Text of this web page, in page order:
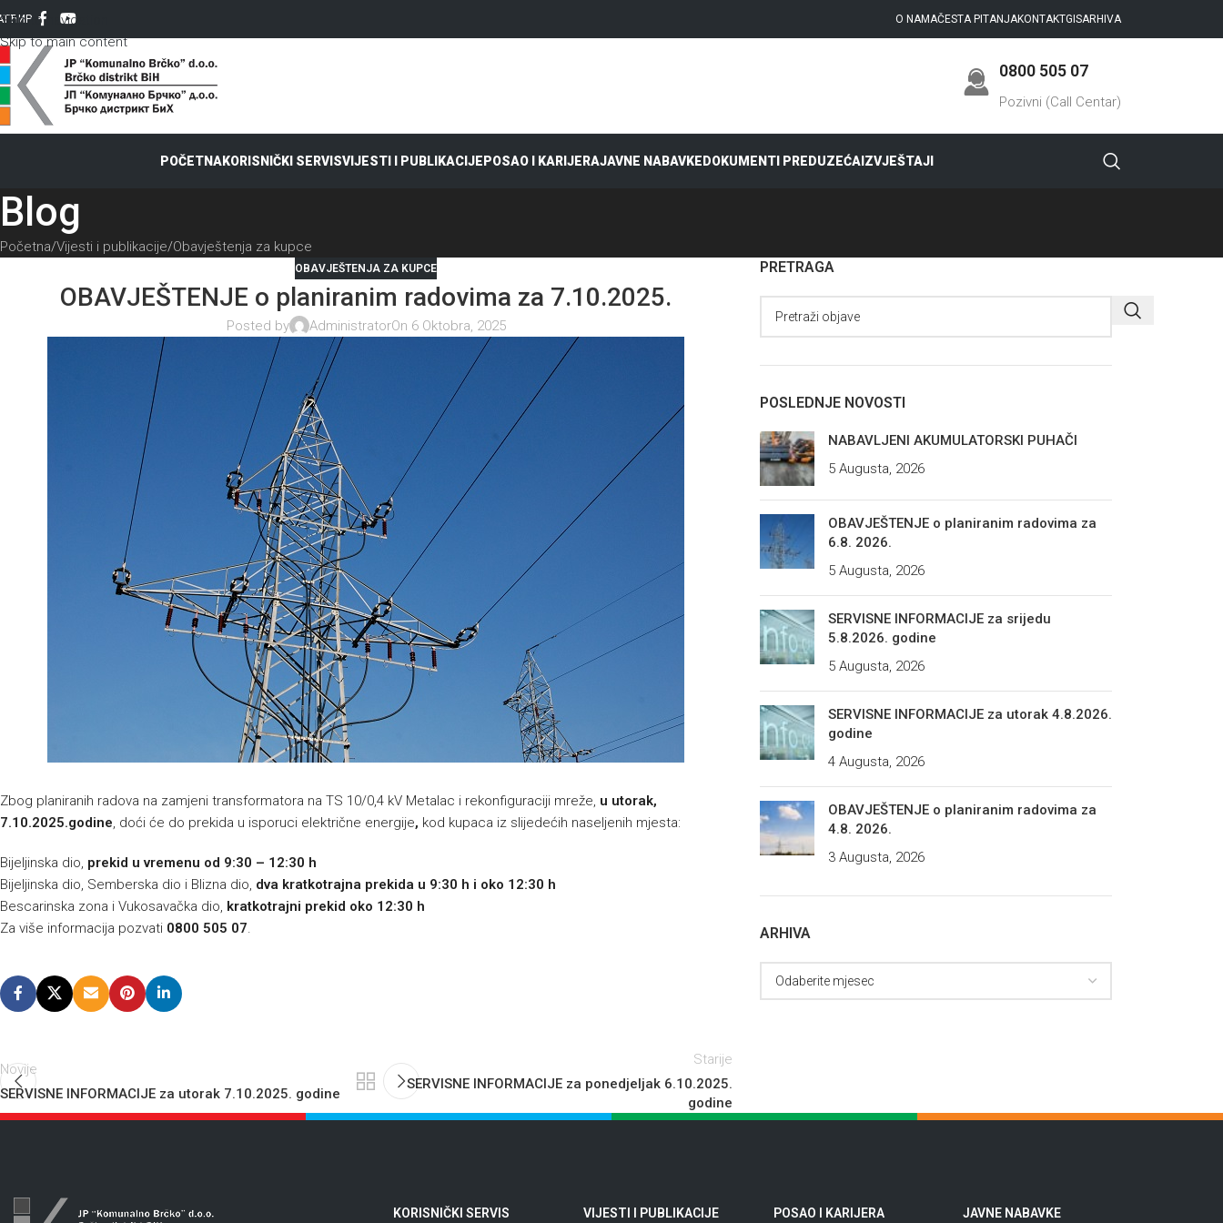
Skip to navigation
Skip to main content
ЋИР O NAMAČESTA PITANJAKONTAKTGISARHIVA
0800 505 07
Pozivni (Call Centar)
POČETNAKORISNIČKI SERVISVIJESTI I PUBLIKACIJEPOSAO I KARIJERAJAVNE NABAVKEDOKUMENTI PREDUZEĆAIZVJEŠTAJI
Blog
Početna Vijesti i publikacije Obavještenja za kupce
OBAVJEŠTENJA ZA KUPCE
OBAVJEŠTENJE o planiranim radovima za 7.10.2025.
Posted by AdministratorOn 6 Oktobra, 2025
Zbog planiranih radova na zamjeni transformatora na TS 10/0,4 kV Metalac i rekonfiguraciji mreže, u utorak,
7.10.2025.godine, doći će do prekida u isporuci električne energije, kod kupaca iz slijedećih naseljenih mjesta:
Bijeljinska dio, prekid u vremenu od 9:30 – 12:30 h
Bijeljinska dio, Semberska dio i Blizna dio, dva kratkotrajna prekida u 9:30 h i oko 12:30 h
Bescarinska zona i Vukosavačka dio, kratkotrajni prekid oko 12:30 h
Za više informacija pozvati 0800 505 07.
Novije
SERVISNE INFORMACIJE za utorak 7.10.2025. godine
Starije
SERVISNE INFORMACIJE za ponedjeljak 6.10.2025.
godine
PRETRAGA
POSLEDNJE NOVOSTI
NABAVLJENI AKUMULATORSKI PUHAČI
5 Augusta, 2026
OBAVJEŠTENJE o planiranim radovima za
6.8. 2026.
5 Augusta, 2026
SERVISNE INFORMACIJE za srijedu
5.8.2026. godine
5 Augusta, 2026
SERVISNE INFORMACIJE za utorak 4.8.2026.
godine
4 Augusta, 2026
OBAVJEŠTENJE o planiranim radovima za
4.8. 2026.
3 Augusta, 2026
ARHIVA
KORISNIČKI SERVIS VIJESTI I PUBLIKACIJE POSAO I KARIJERA JAVNE NABAVKE